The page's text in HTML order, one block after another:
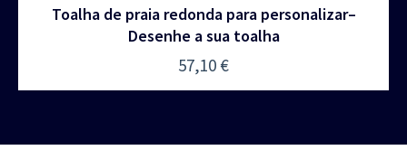
Toalha de praia redonda para personalizar–
Desenhe a sua toalha
57,10 €